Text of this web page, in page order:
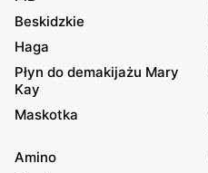
Beskidzkie
Haga
Płyn do demakijażu Mary
Kay
Maskotka
Amino